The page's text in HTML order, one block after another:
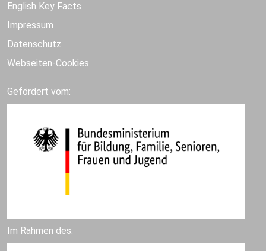
English Key Facts
Impressum
Datenschutz
Webseiten-Cookies
Gefördert vom:
Im Rahmen des: